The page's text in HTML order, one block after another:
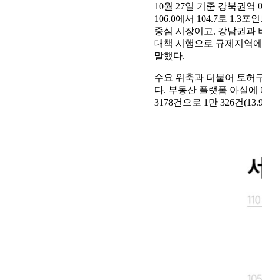
10월 27일 기준 강북권역
106.0에서 104.7로 1.3포
중심 시장이고, 강남권과
대책 시행으로 규제지역
말했다.
수요 위축과 더불어 토허
다. 부동산 플랫폼 아실에
3178건으로 1만 326건